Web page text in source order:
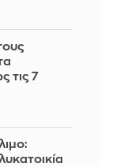
τις 7